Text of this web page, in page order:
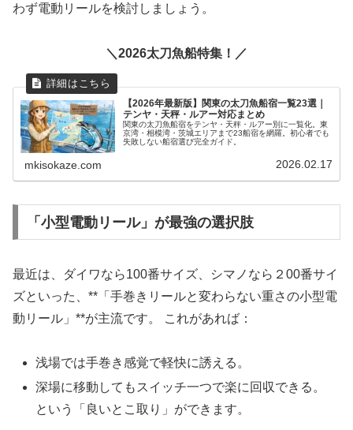
わず電動リールを検討しましょう。
＼2026太刀魚船特集！／
【2026年最新版】関東の太刀魚船宿一覧23選｜
テンヤ・天秤・ルアー対応まとめ
関東の太刀魚船宿をテンヤ・天秤・ルアー別に一覧化。東
京湾・相模湾・茨城エリアまで23船宿を網羅。初心者でも
失敗しない船宿選び完全ガイド。
mkisokaze.com 2026.02.17
「小型電動リール」が最強の選択肢
最近は、ダイワなら100番サイズ、シマノなら２00番サイ
ズといった、**「手巻きリールと変わらない重さの小型電
動リール」**が主流です。 これがあれば：
浅場では手巻き感覚で軽快に誘える。
深場に移動してもスイッチ一つで楽に回収できる。
という「良いとこ取り」ができます。